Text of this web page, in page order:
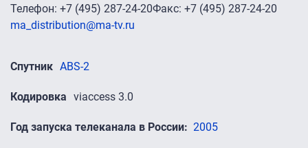
Телефон: +7 (495) 287-24-20Факс: +7 (495) 287-24-20
ma_distribution@ma-tv.ru
Спутник ABS-2
Кодировка viaccess 3.0
Год запуска телеканала в России 2005